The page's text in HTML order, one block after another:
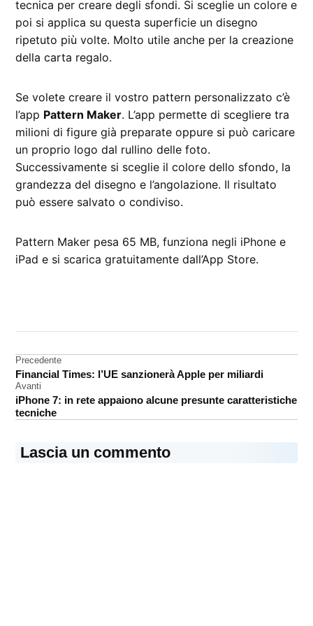
tecnica per creare degli sfondi. Si sceglie un colore e
poi si applica su questa superficie un disegno
ripetuto più volte. Molto utile anche per la creazione
della carta regalo.
Se volete creare il vostro pattern personalizzato c’è
l’app Pattern Maker. L’app permette di scegliere tra
milioni di figure già preparate oppure si può caricare
un proprio logo dal rullino delle foto.
Successivamente si sceglie il colore dello sfondo, la
grandezza del disegno e l’angolazione. Il risultato
può essere salvato o condiviso.
Pattern Maker pesa 65 MB, funziona negli iPhone e
iPad e si scarica gratuitamente dall’App Store.
Navigazione
articoli
Precedente
Financial Times: l’UE sanzionerà Apple per miliardi
Avanti
iPhone 7: in rete appaiono alcune presunte caratteristiche
tecniche
Lascia un commento